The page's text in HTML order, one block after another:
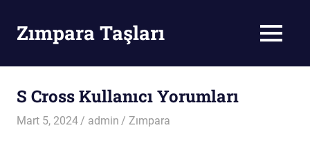
contentZımpara Taşları MENU
S Cross Kullanıcı Yorumları
Mart 5, 2024 admin Zımpara